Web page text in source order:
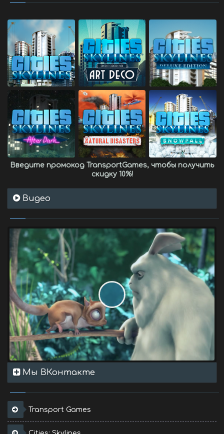
Введите промокод TransportGames, чтобы получить
скидку 10%!
Видео
Мы ВКонтакте
Transport Games